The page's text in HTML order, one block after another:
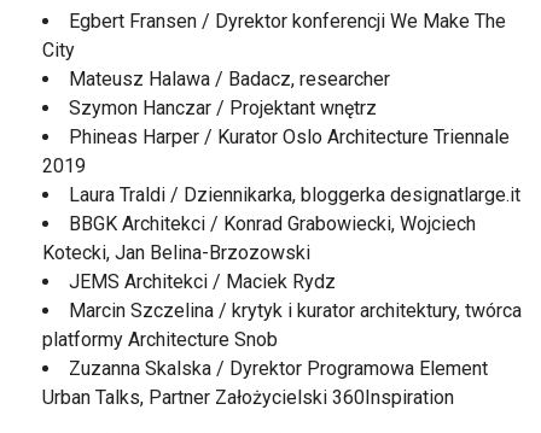
Egbert Fransen / Dyrektor konferencji We Make The
City
Mateusz Halawa / Badacz, researcher
Szymon Hanczar / Projektant wnętrz
Phineas Harper / Kurator Oslo Architecture Triennale
2019
Laura Traldi / Dziennikarka, bloggerka designatlarge.it
BBGK Architekci / Konrad Grabowiecki, Wojciech
Kotecki, Jan Belina-Brzozowski
JEMS Architekci / Maciek Rydz
Marcin Szczelina / krytyk i kurator architektury, twórca
platformy Architecture Snob
Zuzanna Skalska / Dyrektor Programowa Element
Urban Talks, Partner Założycielski 360Inspiration